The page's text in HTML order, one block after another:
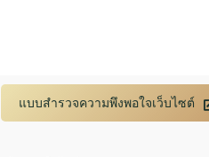
แบบสำรวจความพึงพอใจเว็บไซต์